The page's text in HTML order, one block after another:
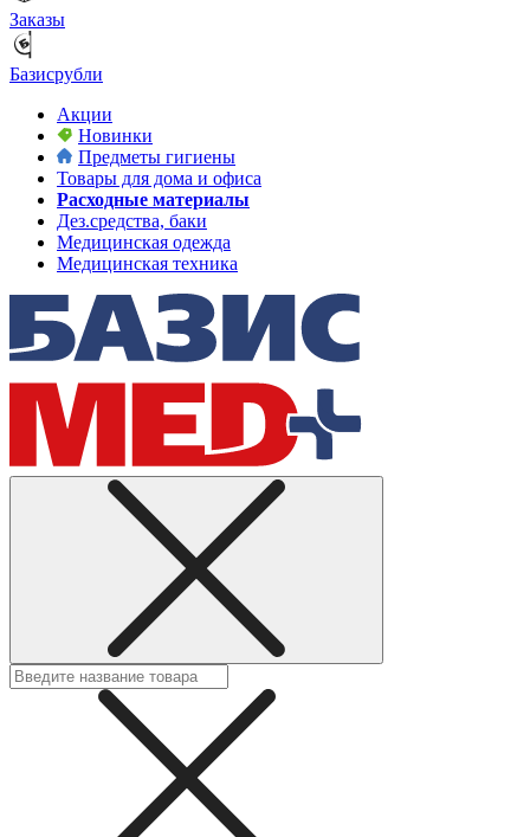
Заказы
Базисрубли
Акции
Новинки
Предметы гигиены
Товары для дома и офиса
Расходные материалы
Дез.средства, баки
Медицинская одежда
Медицинская техника